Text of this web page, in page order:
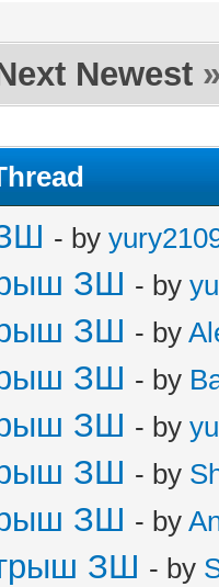
Newest
- by
ЗШ - by
ЗШ - by
ЗШ - by
ЗШ - by
ЗШ - by
ЗШ - by
ЗШ - by